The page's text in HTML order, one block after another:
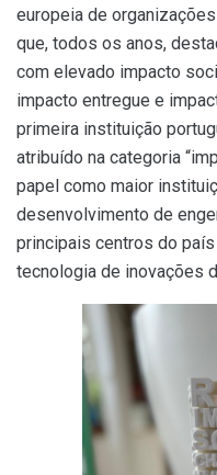
europeia de
que, todos os anos,
com elevado impacto
impacto entregue e
primeira instituição
atribuído na categoria
papel como maior
desenvolvimento de
principais centros do
tecnologia de inovações